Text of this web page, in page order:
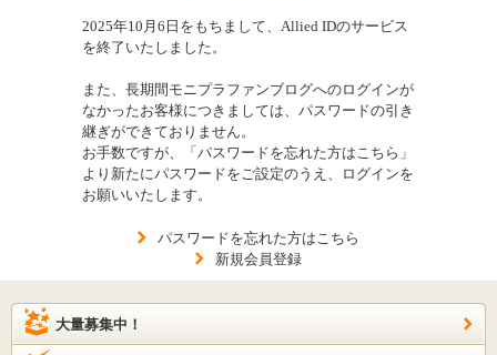
2025年10月6日をもちまして、Allied IDのサービス
を終了いたしました。
また、長期間モニプラファンブログへのログインが
なかったお客様につきましては、パスワードの引き
継ぎができておりません。
お手数ですが、「パスワードを忘れた方はこちら」
より新たにパスワードをご設定のうえ、ログインを
お願いいたします。
パスワードを忘れた方はこちら
新規会員登録
大量募集中！